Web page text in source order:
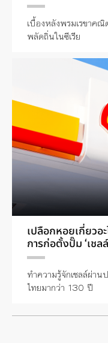
เบื้องหลังพรมเรขาค
พลัดถิ่นในซีเรีย
เปลือกหอยเกี่ยวอ
การก่อตั้งปั๊ม ‘เชล
ทำความรู้จักเชลล์ผ่าน
ไทยมากว่า 130 ปี